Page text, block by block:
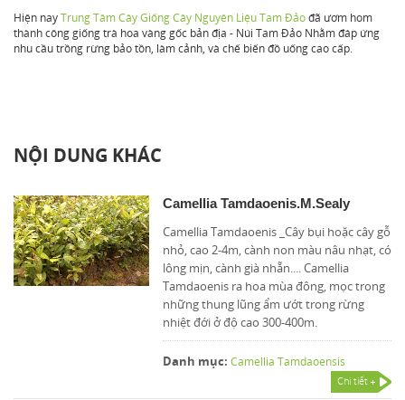
Hiện nayTrung Tâm Cây Giống Cây Nguyên Liệu Tam Đảođã ươm hom
thành công giống trà hoa vàng gốc bản địa - Núi Tam Đảo Nhằm đáp ứng
nhu cầu trồng rừng bảo tồn, làm cảnh, và chế biến đồ uống cao cấp.
NỘI DUNG KHÁC
Camellia Tamdaoenis.M.Sealy
Camellia Tamdaoenis _Cây bụi hoặc cây gỗ
nhỏ, cao 2-4m, cành non màu nâu nhạt, có
lông mịn, cành già nhẵn.... Camellia
Tamdaoenis ra hoa mùa đông, mọc trong
những thung lũng ẩm ướt trong rừng
nhiệt đới ở độ cao 300-400m.
Danh mục: Camellia Tamdaoensis
Chi tiết